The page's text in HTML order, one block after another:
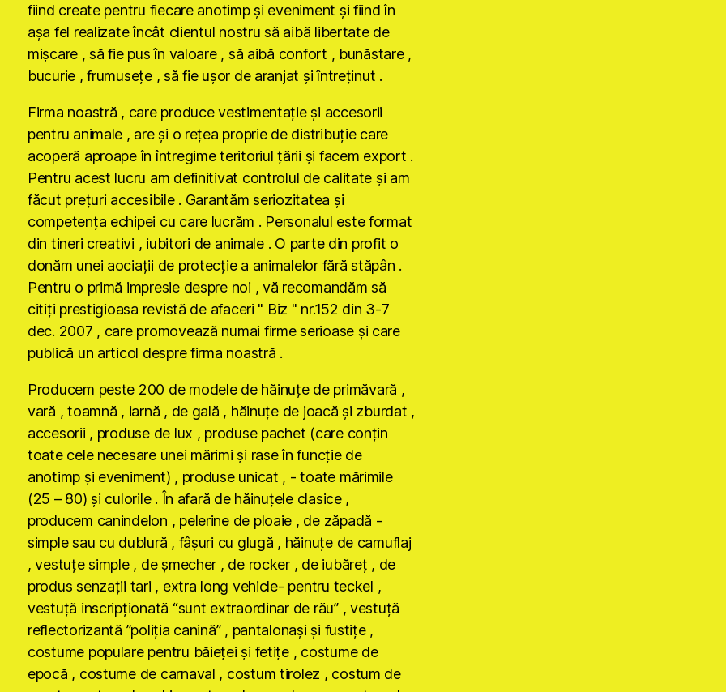
fiind create pentru fiecare anotimp şi eveniment şi fiind în
aşa fel realizate încât clientul nostru să aibă libertate de
mişcare , să fie pus în valoare , să aibă confort , bunăstare ,
bucurie , frumuseţe , să fie uşor de aranjat şi întreţinut .
Firma noastră , care produce vestimentaţie şi accesorii
pentru animale , are şi o reţea proprie de distribuţie care
acoperă aproape în întregime teritoriul ţării şi facem export .
Pentru acest lucru am definitivat controlul de calitate şi am
făcut preţuri accesibile . Garantăm seriozitatea şi
competenţa echipei cu care lucrăm . Personalul este format
din tineri creativi , iubitori de animale . O parte din profit o
donăm unei aociaţii de protecţie a animalelor fără stăpân .
Pentru o primă impresie despre noi , vă recomandăm să
citiţi prestigioasa revistă de afaceri " Biz " nr.152 din 3-7
dec. 2007 , care promovează numai firme serioase şi care
publică un articol despre firma noastră .
Producem peste 200 de modele de hăinuţe de primăvară ,
vară , toamnă , iarnă , de gală , hăinuţe de joacă şi zburdat ,
accesorii , produse de lux , produse pachet (care conţin
toate cele necesare unei mărimi şi rase în funcţie de
anotimp şi eveniment) , produse unicat , - toate mărimile
(25 – 80) şi culorile . În afară de hăinuţele clasice ,
producem canindelon , pelerine de ploaie , de zăpadă -
simple sau cu dublură , fâşuri cu glugă , hăinuţe de camuflaj
, vestuţe simple , de şmecher , de rocker , de iubăreţ , de
produs senzaţii tari , extra long vehicle- pentru teckel ,
vestuţă inscripţionată “sunt extraordinar de rău” , vestuţă
reflectorizantă ”poliţia canină” , pantalonaşi şi fustiţe ,
costume populare pentru băieţei şi fetiţe , costume de
epocă , costume de carnaval , costum tirolez , costum de